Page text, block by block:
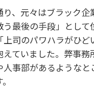
り、元々はブラック
最後の手段」とし
司のパワハラがひ
ていました。弊事
事部があるような